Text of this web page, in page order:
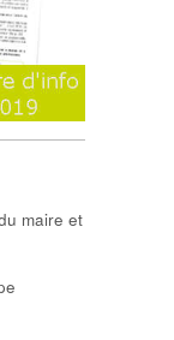
maire et